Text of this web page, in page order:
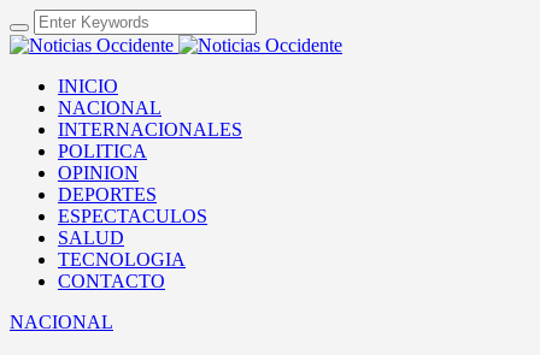
INICIO
NACIONAL
INTERNACIONALES
POLITICA
OPINION
DEPORTES
ESPECTACULOS
SALUD
TECNOLOGIA
CONTACTO
NACIONAL